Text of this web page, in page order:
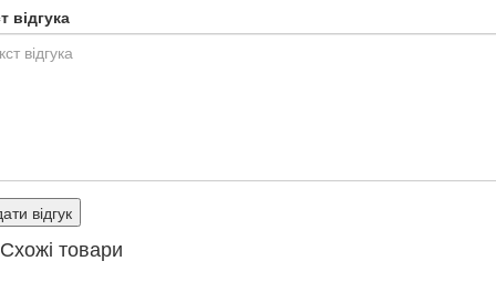
відгука
відгук
Схожі товари